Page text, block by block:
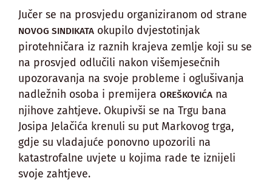
Jučer se na prosvjedu organiziranom od strane
NOVOG SINDIKATA okupilo dvjestotinjak
pirotehničara iz raznih krajeva zemlje koji su se
na prosvjed odlučili nakon višemjesečnih
upozoravanja na svoje probleme i oglušivanja
nadležnih osoba i premijera OREŠKOVIĆA na
njihove zahtjeve. Okupivši se na Trgu bana
Josipa Jelačića krenuli su put Markovog trga,
gdje su vladajuće ponovno upozorili na
katastrofalne uvjete u kojima rade te iznijeli
svoje zahtjeve.